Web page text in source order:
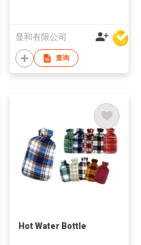
显和有限公司
查询
Hot Water Bottle